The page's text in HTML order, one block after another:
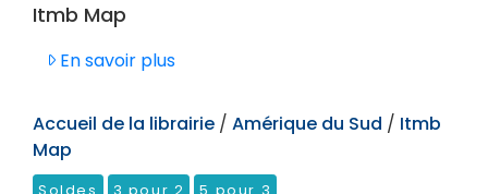
Itmb Map
En savoir plus
Accueil de la librairie / Amérique du Sud / Itmb
Map